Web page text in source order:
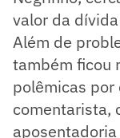
valor da
Além de
também ficou
polêmicas por
comentarista,